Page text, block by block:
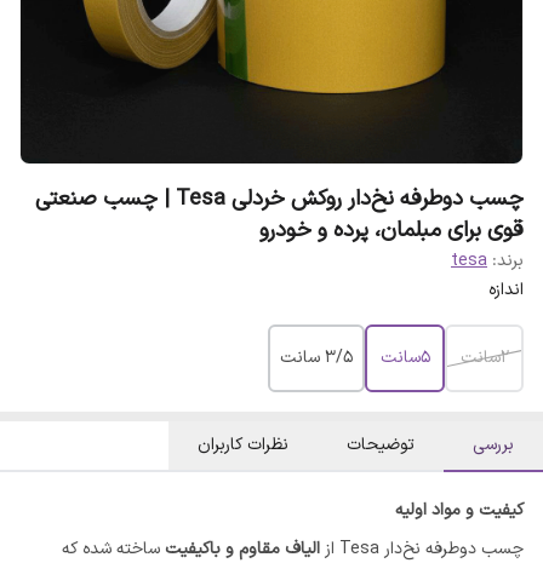
چسب دوطرفه نخ‌دار روکش خردلی Tesa | چسب صنعتی
قوی برای مبلمان، پرده و خودرو
برند: tesa
اندازه
2سانت 5سانت ۳/۵ سانت
بررسی توضیحات نظرات کاربران
کیفیت و مواد اولیه
چسب دوطرفه نخ‌دار Tesa از
الیاف مقاوم و باکیفیت ساخته شده که